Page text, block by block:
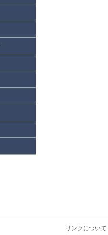
リンクについて